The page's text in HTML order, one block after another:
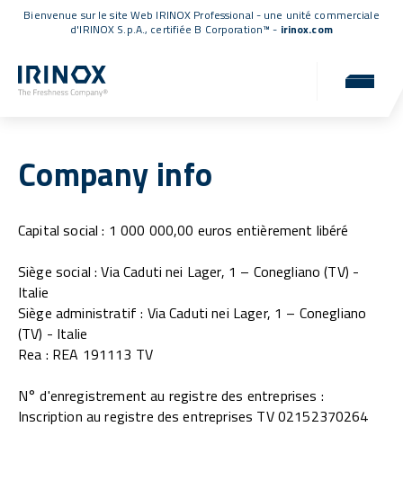
Bienvenue sur le site Web IRINOX Professional - une unité commerciale
d'IRINOX S.p.A., certifiée B Corporation™ - irinox.com
Company info
Capital social : 1 000 000,00 euros entièrement libéré
Siège social : Via Caduti nei Lager, 1 – Conegliano (TV) -
Italie
Siège administratif : Via Caduti nei Lager, 1 – Conegliano
(TV) - Italie
Rea : REA 191113 TV
N° d'enregistrement au registre des entreprises :
Inscription au registre des entreprises TV 02152370264